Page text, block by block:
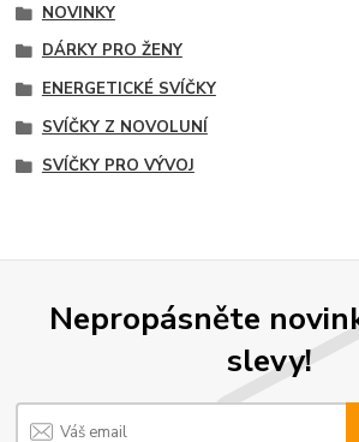
NOVINKY
DÁRKY PRO ŽENY
ENERGETICKÉ SVÍČKY
SVÍČKY Z NOVOLUNÍ
SVÍČKY PRO VÝVOJ
Nepropásněte
slevy!